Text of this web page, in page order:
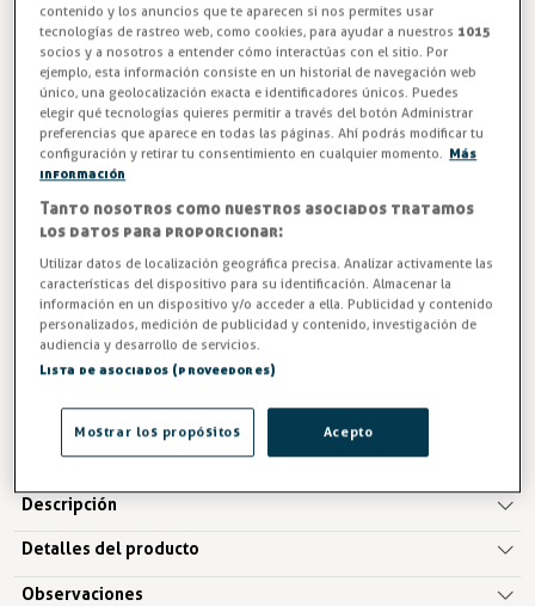
GASTRONORM de 265 x 162 mm.
Entrega en 24/48h
3,03 €
IVA excl. 2,50€
AÑADIR A LA CESTA
Descripción
Detalles del producto
Observaciones
contenido y los anuncios que te aparecen si nos permites usar
tecnologías de rastreo web, como cookies, para ayudar a nuestros 1015
socios y a nosotros a entender cómo interactúas con el sitio. Por
ejemplo, esta información consiste en un historial de navegación web
único, una geolocalización exacta e identificadores únicos. Puedes
elegir qué tecnologías quieres permitir a través del botón Administrar
preferencias que aparece en todas las páginas. Ahí podrás modificar tu
configuración y retirar tu consentimiento en cualquier momento.
Más
información
Tanto nosotros como nuestros asociados tratamos
los datos para proporcionar:
Utilizar datos de localización geográfica precisa. Analizar activamente las
características del dispositivo para su identificación. Almacenar la
información en un dispositivo y/o acceder a ella. Publicidad y contenido
personalizados, medición de publicidad y contenido, investigación de
audiencia y desarrollo de servicios.
Lista de asociados (proveedores)
Acepto
Mostrar los propósitos